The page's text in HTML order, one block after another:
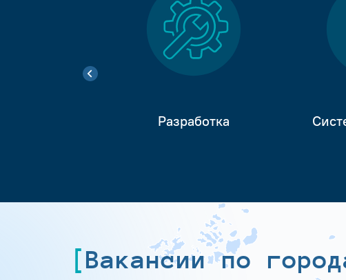
Разработка
Вакансии по